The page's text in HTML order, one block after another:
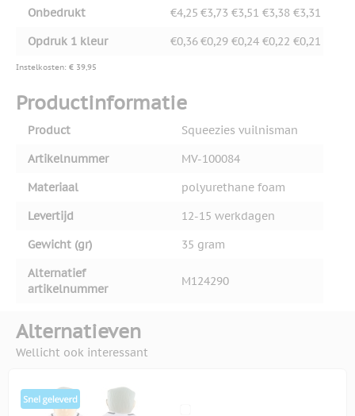
Onbedrukt €4,25 €3,73 €3,51 €3,38 €3,31
Opdruk 1 kleur
€0,36€0,29 €0,24 €0,22 €0,21
Instelkosten: € 39,95
Productinformatie
Product
Squeezies vuilnisman
Artikelnummer
MV-100084
Materiaal
polyurethane foam
Levertijd
12-15 werkdagen
Gewicht (gr)
35 gram
Alternatief
artikelnummer
M124290
Alternatieven
Wellicht ook interessant